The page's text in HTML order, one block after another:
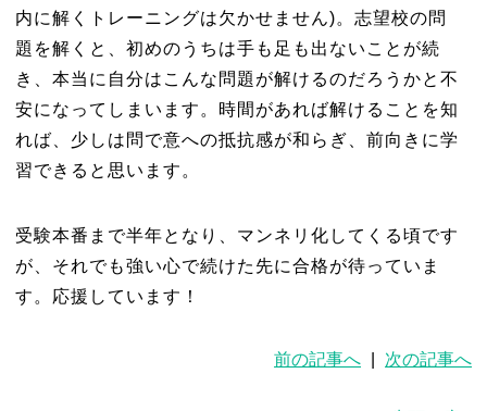
内に解くトレーニングは欠かせません)。志望校の問
題を解くと、初めのうちは手も足も出ないことが続
き、本当に自分はこんな問題が解けるのだろうかと不
安になってしまいます。時間があれば解けることを知
れば、少しは問で意への抵抗感が和らぎ、前向きに学
習できると思います。
受験本番まで半年となり、マンネリ化してくる頃です
が、それでも強い心で続けた先に合格が待っていま
す。応援しています！
前の記事へ 次の記事へ